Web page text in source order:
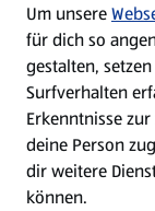
WhatsApp
Über ALDI SÜD
Filialen
Um unsere
für dich so
gestalten,
Surfverhalten
Erkenntnisse
deine Person
dir weitere
können.